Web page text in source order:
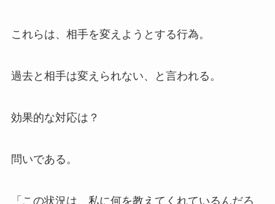
これらは、相手を変えようとする行為。
過去と相手は変えられない、と言われる。
効果的な対応は？
問いである。
「この状況は、私に何を教えてくれているんだろ